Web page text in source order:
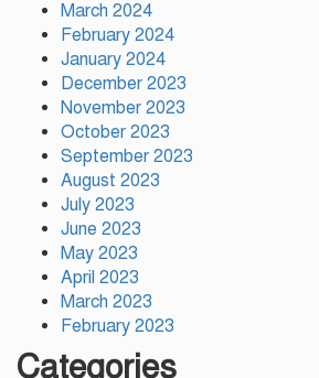
March 2024
February 2024
January 2024
December 2023
November 2023
October 2023
September 2023
August 2023
July 2023
June 2023
May 2023
April 2023
March 2023
February 2023
Categories